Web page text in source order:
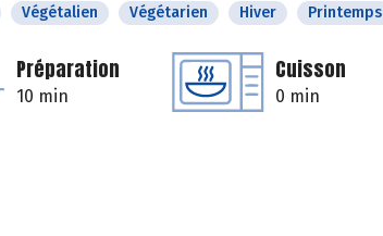
Végétalien Végétarien Hiver Printemps
Préparation
10 min
Cuisson
0 min